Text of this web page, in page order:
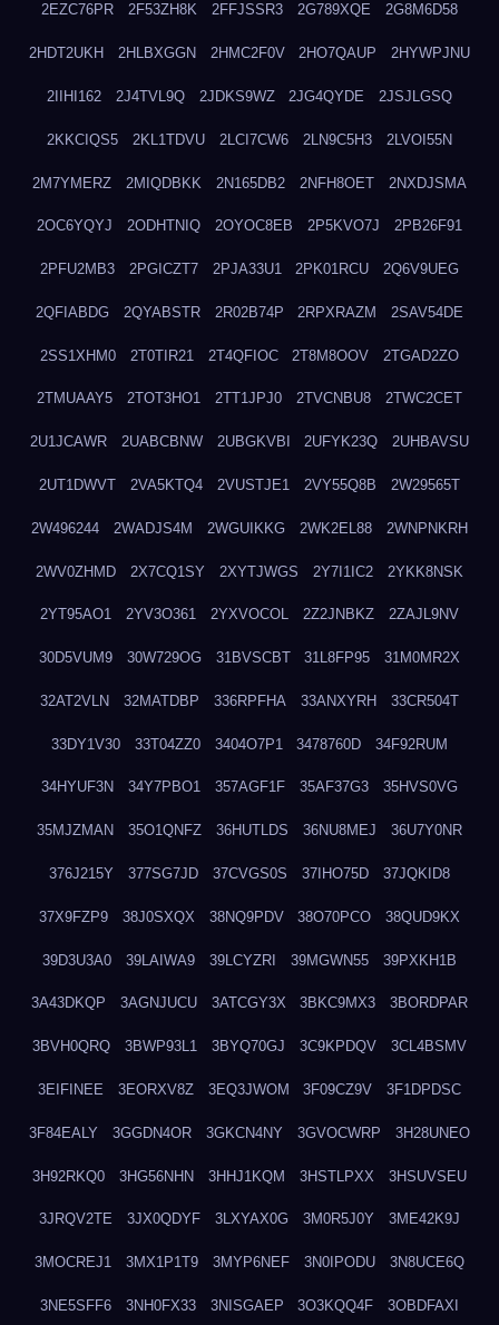
2EZC76PR 2F53ZH8K 2FFJSSR3 2G789XQE 2G8M6D58
2HDT2UKH 2HLBXGGN 2HMC2F0V 2HO7QAUP 2HYWPJNU
2IIHI162 2J4TVL9Q 2JDKS9WZ 2JG4QYDE 2JSJLGSQ
2KKCIQS5 2KL1TDVU 2LCI7CW6 2LN9C5H3 2LVOI55N
2M7YMERZ 2MIQDBKK 2N165DB2 2NFH8OET 2NXDJSMA
2OC6YQYJ 2ODHTNIQ 2OYOC8EB 2P5KVO7J 2PB26F91
2PFU2MB3 2PGICZT7 2PJA33U1 2PK01RCU 2Q6V9UEG
2QFIABDG 2QYABSTR 2R02B74P 2RPXRAZM 2SAV54DE
2SS1XHM0 2T0TIR21 2T4QFIOC 2T8M8OOV 2TGAD2ZO
2TMUAAY5 2TOT3HO1 2TT1JPJ0 2TVCNBU8 2TWC2CET
2U1JCAWR 2UABCBNW 2UBGKVBI 2UFYK23Q 2UHBAVSU
2UT1DWVT 2VA5KTQ4 2VUSTJE1 2VY55Q8B 2W29565T
2W496244 2WADJS4M 2WGUIKKG 2WK2EL88 2WNPNKRH
2WV0ZHMD 2X7CQ1SY 2XYTJWGS 2Y7I1IC2 2YKK8NSK
2YT95AO1 2YV3O361 2YXVOCOL 2Z2JNBKZ 2ZAJL9NV
30D5VUM9 30W729OG 31BVSCBT 31L8FP95 31M0MR2X
32AT2VLN 32MATDBP 336RPFHA 33ANXYRH 33CR504T
33DY1V30 33T04ZZ0 3404O7P1 3478760D 34F92RUM
34HYUF3N 34Y7PBO1 357AGF1F 35AF37G3 35HVS0VG
35MJZMAN 35O1QNFZ 36HUTLDS 36NU8MEJ 36U7Y0NR
376J215Y 377SG7JD 37CVGS0S 37IHO75D 37JQKID8
37X9FZP9 38J0SXQX 38NQ9PDV 38O70PCO 38QUD9KX
39D3U3A0 39LAIWA9 39LCYZRI 39MGWN55 39PXKH1B
3A43DKQP 3AGNJUCU 3ATCGY3X 3BKC9MX3 3BORDPAR
3BVH0QRQ 3BWP93L1 3BYQ70GJ 3C9KPDQV 3CL4BSMV
3EIFINEE 3EORXV8Z 3EQ3JWOM 3F09CZ9V 3F1DPDSC
3F84EALY 3GGDN4OR 3GKCN4NY 3GVOCWRP 3H28UNEO
3H92RKQ0 3HG56NHN 3HHJ1KQM 3HSTLPXX 3HSUVSEU
3JRQV2TE 3JX0QDYF 3LXYAX0G 3M0R5J0Y 3ME42K9J
3MOCREJ1 3MX1P1T9 3MYP6NEF 3N0IPODU 3N8UCE6Q
3NE5SFF6 3NH0FX33 3NISGAEP 3O3KQQ4F 3OBDFAXI